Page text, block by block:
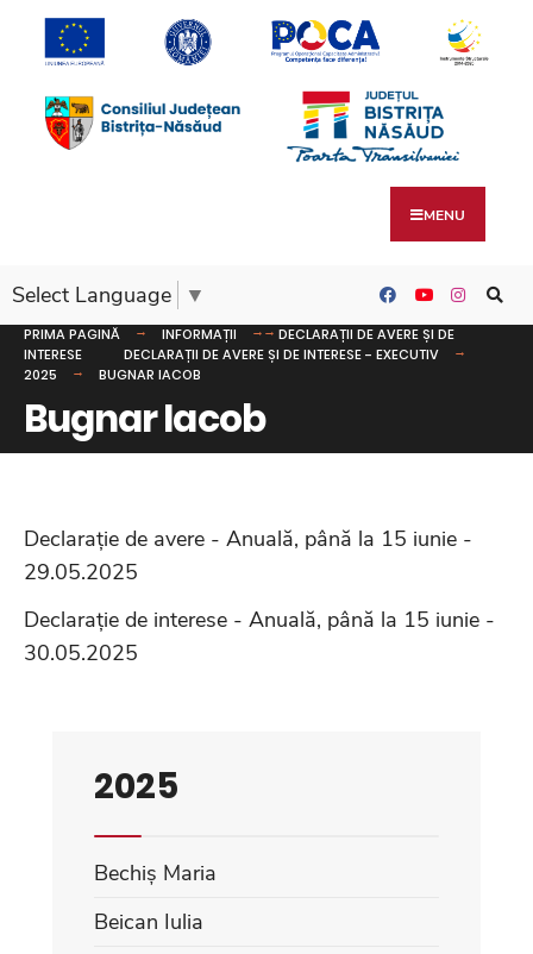
MENU
Select Language ▼
PRIMA PAGINĂ INFORMAȚII
DECLARAȚII DE AVERE ȘI DE
INTERESE
DECLARAȚII DE AVERE ȘI DE INTERESE - EXECUTIV
2025
BUGNAR IACOB
Bugnar Iacob
Declarație de avere - Anuală, până la 15 iunie -
29.05.2025
Declarație de interese - Anuală, până la 15 iunie -
30.05.2025
2025
Bechiș Maria
Beican Iulia